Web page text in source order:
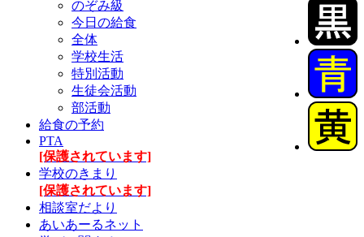
のぞみ級
今日の給食
全体
学校生活
特別活動
生徒会活動
部活動
給食の予約
PTA
[保護されています]
学校のきまり
[保護されています]
相談室だより
あいあーるネット